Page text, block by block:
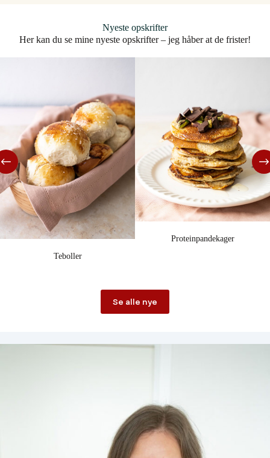
Nyeste opskrifter
Her kan du se mine nyeste opskrifter – jeg håber at de frister!
Teboller
Proteinpandekager
Se alle nye